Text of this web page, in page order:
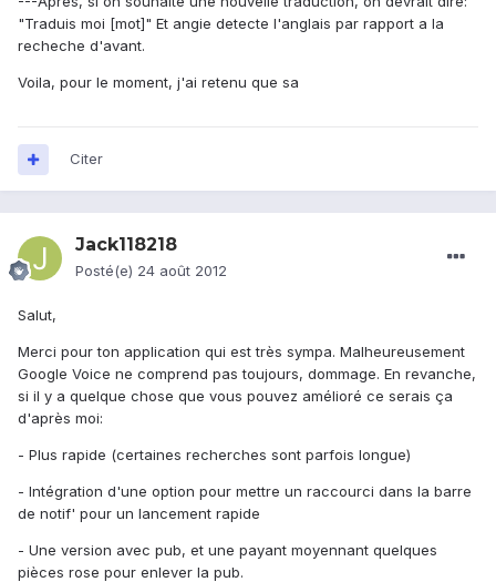
"Traduis moi [mot]" Et angie detecte l'anglais par rapport a la
recheche d'avant.
Voila, pour le moment, j'ai retenu que sa
Citer
Jack118218
Posté(e) 24 août 2012
Salut,
Merci pour ton application qui est très sympa. Malheureusement
Google Voice ne comprend pas toujours, dommage. En revanche,
si il y a quelque chose que vous pouvez amélioré ce serais ça
d'après moi:
- Plus rapide (certaines recherches sont parfois longue)
- Intégration d'une option pour mettre un raccourci dans la barre
de notif' pour un lancement rapide
- Une version avec pub, et une payant moyennant quelques
pièces rose pour enlever la pub.